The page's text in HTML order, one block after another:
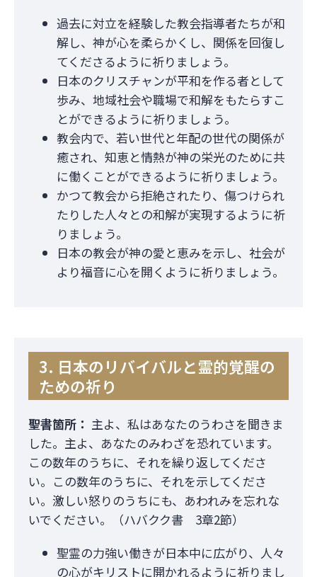
過去に対立を経験した教会指導者たちが和
解し、神が心を柔らかくし、関係を回復し
てくださるように祈りましょう。
日本のクリスチャンが平和を作る者として
歩み、地域社会や職場で和解をもたらすこ
とができるように祈りましょう。
教会内で、若い世代と年配の世代の関係が
癒され、知恵と情熱が神の栄光のために共
に働くことができるように祈りましょう。
かつて教会から拒絶されたり、傷つけられ
たりした人々との和解が実現するように祈
りましょう。
日本の教会が神の愛と恵みを示し、社会が
より福音に心を開くように祈りましょう。
3. 日本のリバイバルと霊的覚醒の
ための祈り
聖書箇所： 主よ、私はあなたのうわさを聞きま
した。主よ、あなたのみわざを恐れています。
この数年のうちに、それを繰り返してくださ
い。この数年のうちに、それを示してくださ
い。激しい怒りのうちにも、あわれみを忘れな
いでください。（ハバクク書 3章2節）
聖霊の力強い働きが日本中に広がり、人々
の心がキリストに開かれるように祈りまし